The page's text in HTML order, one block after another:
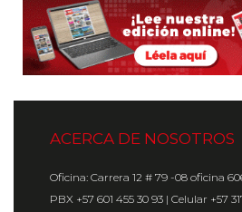
ACERCA DE NOSOTROS
Oficina: Carrera 12 # 79 -08 oficina
PBX +57 601 455 30 93 | Celular +57